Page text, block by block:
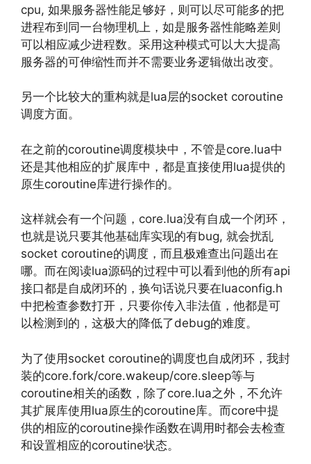
cpu, 如果服务器性能足够好，则可以尽可能多的把
进程布到同一台物理机上，如是服务器性能略差则
可以相应减少进程数。采用这种模式可以大大提高
服务器的可伸缩性而并不需要业务逻辑做出改变。
另一个比较大的重构就是lua层的socket coroutine
调度方面。
在之前的coroutine调度模块中，不管是core.lua中
还是其他相应的扩展库中，都是直接使用lua提供的
原生coroutine库进行操作的。
这样就会有一个问题，core.lua没有自成一个闭环，
也就是说只要其他基础库实现的有bug, 就会扰乱
socket coroutine的调度，而且极难查出问题出在
哪。而在阅读lua源码的过程中可以看到他的所有api
接口都是自成闭环的，换句话说只要在luaconfig.h
中把检查参数打开，只要你传入非法值，他都是可
以检测到的，这极大的降低了debug的难度。
为了使用socket coroutine的调度也自成闭环，我封
装的core.fork/core.wakeup/core.sleep等与
coroutine相关的函数，除了core.lua之外，不允许
其扩展库使用lua原生的coroutine库。而core中提
供的相应的coroutine操作函数在调用时都会去检查
和设置相应的coroutine状态。